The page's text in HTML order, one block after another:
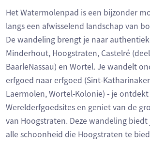
Het Watermolenpad is een bijzonder
langs een afwisselend landschap van
De wandeling brengt je naar
Minderhout, Hoogstraten, Castelré
BaarleNassau) en Wortel. Je wandelt
erfgoed naar erfgoed (Sint-
Laermolen, Wortel-Kolonie) - je
Werelderfgoedsites en geniet van de
van Hoogstraten. Deze wandeling biedt
alle schoonheid die Hoogstraten te